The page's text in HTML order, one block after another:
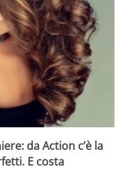
da Action c’è la
E costa